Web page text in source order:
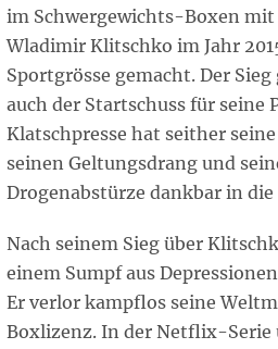
im Schwergewichts-Boxen mit
Wladimir Klitschko im Jahr
Sportgrösse gemacht. Der
auch der Startschuss für seine
Klatschpresse hat seither
seinen Geltungsdrang und
Drogenabstürze dankbar in
Nach seinem Sieg über
einem Sumpf aus
Er verlor kampflos seine
Boxlizenz. In der Netflix-Serie